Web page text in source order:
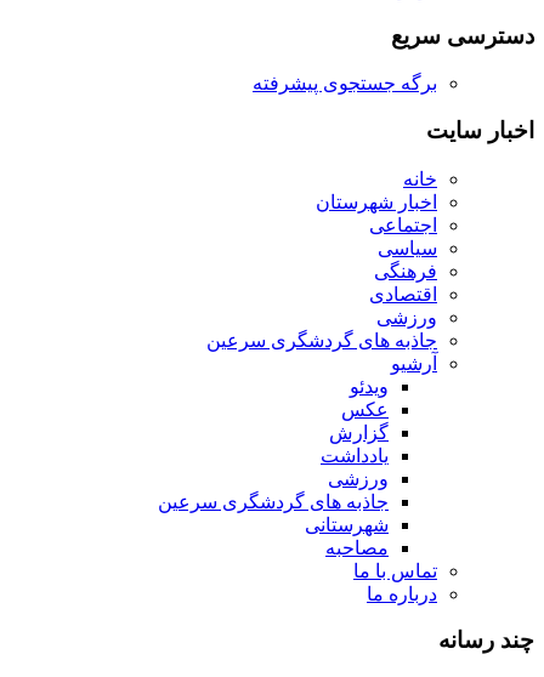
دسترسی سریع
برگه جستجوی پیشرفته
اخبار سایت
خانه
اخبار شهرستان
اجتماعی
سیاسی
فرهنگی
اقتصادی
ورزشی
جاذبه های گردشگری سرعین
آرشیو
ویدئو
عکس
گزارش
یادداشت
ورزشی
جاذبه های گردشگری سرعین
شهرستانی
مصاحبه
تماس با ما
درباره ما
چند رسانه